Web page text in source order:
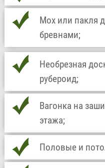
Мох или пакля
бревнами;
Необрезная
рубероид;
Вагонка на
этажа;
Половые и